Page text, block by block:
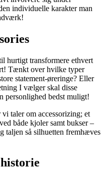
individuelle karakter man
hurtigt transformere ethvert
Tænkt over hvilke typer
statement-øreringe? Eller
I vælger skal disse
personlighed bedst muligt!
taler om accessorizing; et
både kjoler samt bukser –
taljen så silhuetten fremhæves